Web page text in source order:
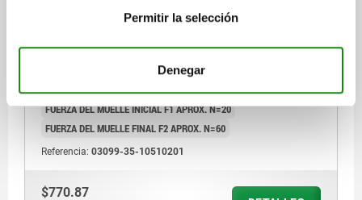
Permitir la selección
Denegar
LONGITUD DE EMPUÑADURA=50 FORMA=B ROSCA=M20X1,5
B=17 B1=6
SW2=30 F X 30°=2,8
FUERZA DEL MUELLE INICIAL F1 APROX. N=20
FUERZA DEL MUELLE FINAL F2 APROX. N=60
Referencia: 03099-35-10510201
$770.87